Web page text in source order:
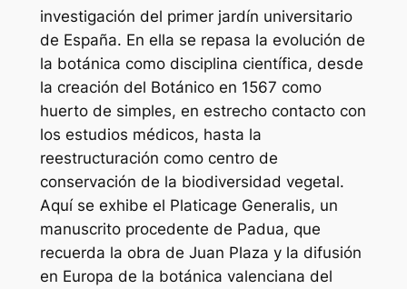
investigación del primer jardín universitario
de España. En ella se repasa la evolución de
la botánica como disciplina científica, desde
la creación del Botánico en 1567 como
huerto de simples, en estrecho contacto con
los estudios médicos, hasta la
reestructuración como centro de
conservación de la biodiversidad vegetal.
Aquí se exhibe el Platicage Generalis, un
manuscrito procedente de Padua, que
recuerda la obra de Juan Plaza y la difusión
en Europa de la botánica valenciana del